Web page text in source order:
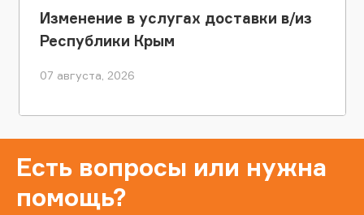
Изменение в услугах доставки в/из
Республики Крым
07 августа, 2026
Есть вопросы или нужна
помощь?